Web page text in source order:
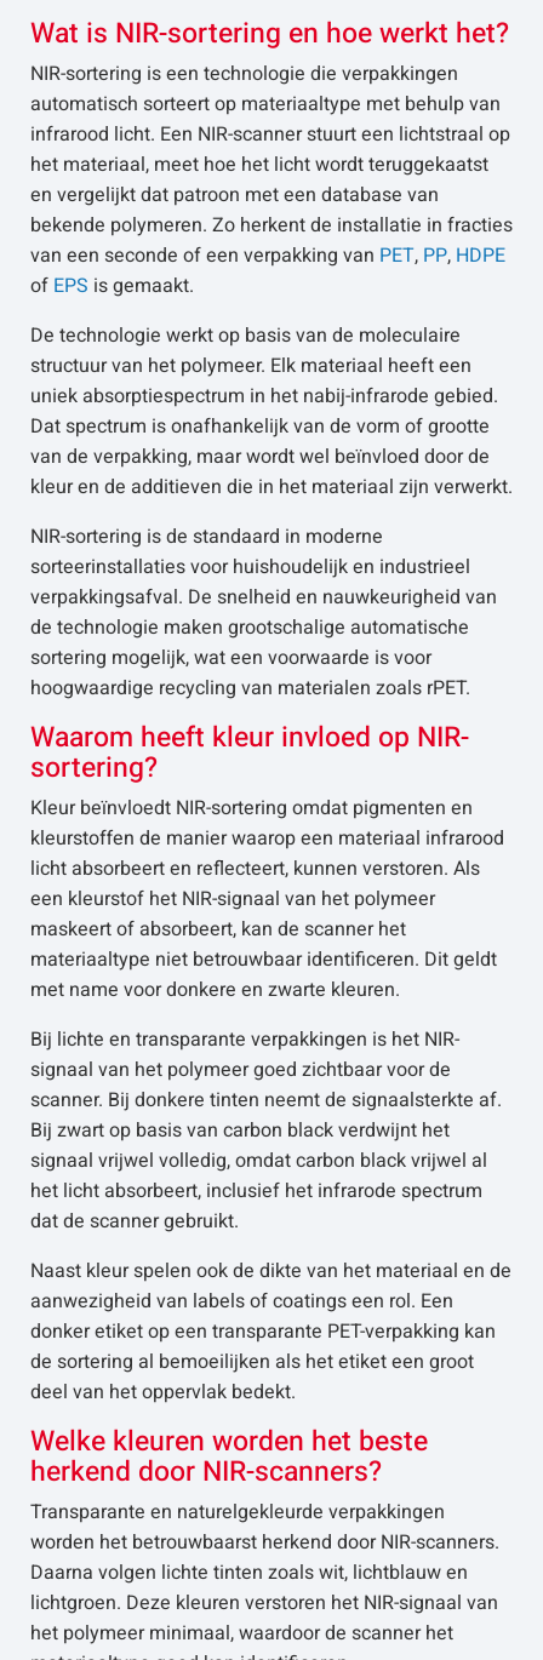
Wat is NIR-sortering en hoe werkt het?
NIR-sortering is een technologie die verpakkingen
automatisch sorteert op materiaaltype met behulp van
infrarood licht. Een NIR-scanner stuurt een lichtstraal op
het materiaal, meet hoe het licht wordt teruggekaatst
en vergelijkt dat patroon met een database van
bekende polymeren. Zo herkent de installatie in fracties
van een seconde of een verpakking van PET, PP, HDPE
of EPS is gemaakt.
De technologie werkt op basis van de moleculaire
structuur van het polymeer. Elk materiaal heeft een
uniek absorptiespectrum in het nabij-infrarode gebied.
Dat spectrum is onafhankelijk van de vorm of grootte
van de verpakking, maar wordt wel beïnvloed door de
kleur en de additieven die in het materiaal zijn verwerkt.
NIR-sortering is de standaard in moderne
sorteerinstallaties voor huishoudelijk en industrieel
verpakkingsafval. De snelheid en nauwkeurigheid van
de technologie maken grootschalige automatische
sortering mogelijk, wat een voorwaarde is voor
hoogwaardige recycling van materialen zoals rPET.
Waarom heeft kleur invloed op NIR-
sortering?
Kleur beïnvloedt NIR-sortering omdat pigmenten en
kleurstoffen de manier waarop een materiaal infrarood
licht absorbeert en reflecteert, kunnen verstoren. Als
een kleurstof het NIR-signaal van het polymeer
maskeert of absorbeert, kan de scanner het
materiaaltype niet betrouwbaar identificeren. Dit geldt
met name voor donkere en zwarte kleuren.
Bij lichte en transparante verpakkingen is het NIR-
signaal van het polymeer goed zichtbaar voor de
scanner. Bij donkere tinten neemt de signaalsterkte af.
Bij zwart op basis van carbon black verdwijnt het
signaal vrijwel volledig, omdat carbon black vrijwel al
het licht absorbeert, inclusief het infrarode spectrum
dat de scanner gebruikt.
Naast kleur spelen ook de dikte van het materiaal en de
aanwezigheid van labels of coatings een rol. Een
donker etiket op een transparante PET-verpakking kan
de sortering al bemoeilijken als het etiket een groot
deel van het oppervlak bedekt.
Welke kleuren worden het beste
herkend door NIR-scanners?
Transparante en naturelgekleurde verpakkingen
worden het betrouwbaarst herkend door NIR-scanners.
Daarna volgen lichte tinten zoals wit, lichtblauw en
lichtgroen. Deze kleuren verstoren het NIR-signaal van
het polymeer minimaal, waardoor de scanner het